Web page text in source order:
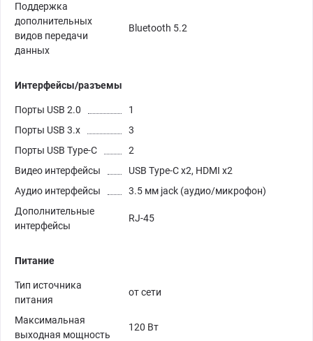
Поддержка
дополнительных
видов передачи
данных
Bluetooth 5.2
Интерфейсы/разъемы
Порты USB 2.0
1
Порты USB 3.х
3
Порты USB Type-C
2
Видео интерфейсы
USB Type-C x2, HDMI x2
Аудио интерфейсы
3.5 мм jack (аудио/микрофон)
Дополнительные
интерфейсы
RJ-45
Питание
Тип источника
питания
от сети
Максимальная
выходная мощность
120 Вт